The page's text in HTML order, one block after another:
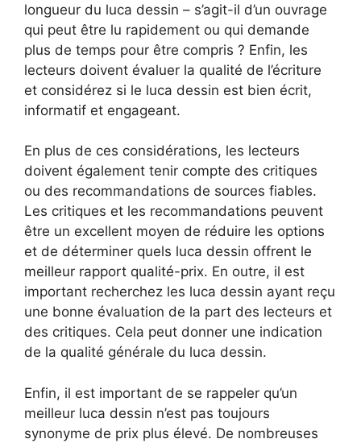
longueur du luca dessin – s’agit-il d’un ouvrage
qui peut être lu rapidement ou qui demande
plus de temps pour être compris ? Enfin, les
lecteurs doivent évaluer la qualité de l’écriture
et considérez si le luca dessin est bien écrit,
informatif et engageant.
En plus de ces considérations, les lecteurs
doivent également tenir compte des critiques
ou des recommandations de sources fiables.
Les critiques et les recommandations peuvent
être un excellent moyen de réduire les options
et de déterminer quels luca dessin offrent le
meilleur rapport qualité-prix. En outre, il est
important recherchez les luca dessin ayant reçu
une bonne évaluation de la part des lecteurs et
des critiques. Cela peut donner une indication
de la qualité générale du luca dessin.
Enfin, il est important de se rappeler qu’un
meilleur luca dessin n’est pas toujours
synonyme de prix plus élevé. De nombreuses